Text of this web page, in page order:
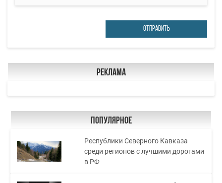
ОТПРАВИТЬ
Реклама
Популярное
Республики Северного Кавказа
среди регионов с лучшими дорогами
в РФ